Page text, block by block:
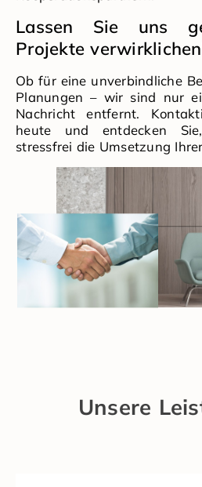
Lassen Sie uns
Projekte
Ob für eine unverbindliche
Planungen – wir sind nur
Nachricht entfernt.
heute und entdecken
stressfrei die Umsetzung
Unsere